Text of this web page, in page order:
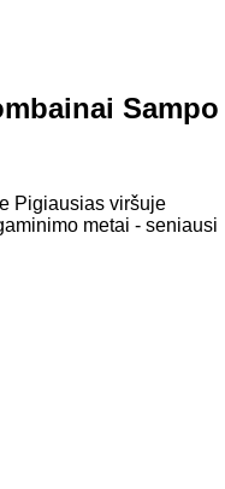
Sampo
Pigiausias viršuje
metai - seniausi